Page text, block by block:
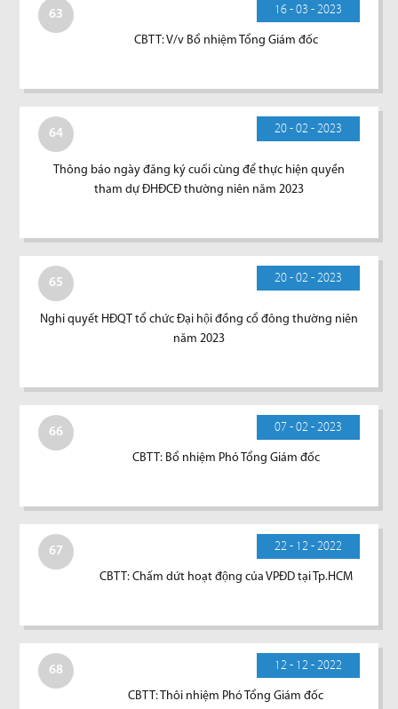
63 16 - 03 - 2023
CBTT: V/v Bổ nhiệm Tổng Giám đốc
64 20 - 02 - 2023
Thông báo ngày đăng ký cuối cùng để thực hiện quyền
tham dự ĐHĐCĐ thường niên năm 2023
65 20 - 02 - 2023
Nghi quyết HĐQT tổ chức Đại hội đồng cổ đông thường niên
năm 2023
66 07 - 02 - 2023
CBTT: Bổ nhiệm Phó Tổng Giám đốc
67 22 - 12 - 2022
CBTT: Chấm dứt hoạt động của VPĐD tại Tp.HCM
68 12 - 12 - 2022
CBTT: Thôi nhiệm Phó Tổng Giám đốc